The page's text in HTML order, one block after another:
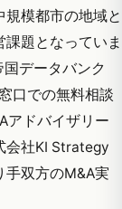
規模都市の地域と
題となっていま
データバンク
口での無料相談
アドバイザリー
会社KI Strategy
手双方のM&A実